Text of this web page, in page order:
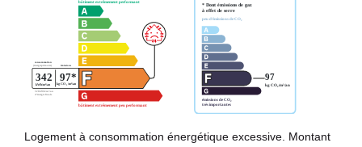
Logement à consommation énergétique excessive. Montant